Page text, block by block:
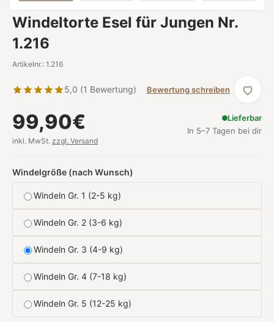
Windeltorte Esel für Jungen Nr.
1.216
Artikelnr.: 1.216
5,0 (1 Bewertung) Bewertung schreiben
99,90€
inkl. MwSt. zzgl. Versand
Lieferbar
In 5–7 Tagen bei dir
Windelgröße (nach Wunsch)
Windeln Gr. 1 (2-5 kg)
Windeln Gr. 2 (3-6 kg)
Windeln Gr. 3 (4-9 kg)
Windeln Gr. 4 (7-18 kg)
Windeln Gr. 5 (12-25 kg)